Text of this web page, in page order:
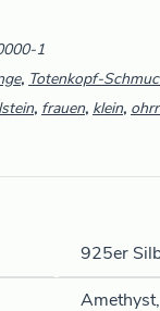
1
, Totenkopf-
, frauen, klein,
925er